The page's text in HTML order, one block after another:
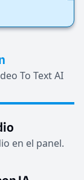
To Text AI
en el panel.